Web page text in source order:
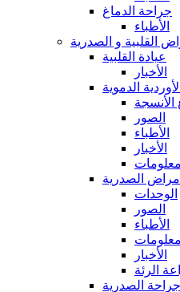
جراحة الدماغ
الأطباء
القلبية و الصدرية
عيادة القلبية
الأخبار
الدموية
الأنسجة
الصور
الأطباء
الأخبار
معلومات
أمراض الصدرية
الوحدات
الصور
الأطباء
معلومات
الأخبار
الرئة
جراحة الصدرية